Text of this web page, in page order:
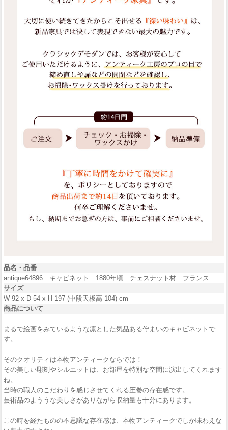
品名・品番
antique64896 キャビネット 1880年頃 チェスナット材 フランス
サイズ
W 92 x D 54 x H 197 (中段天板高 104) cm
商品について
まるで絵画をみているような凛とした気品ある佇まいのキャビネットで
す。
そのクオリティは本物アンティークならでは！
その美しい彫刻やシルエットは、お部屋を特別な空間に演出してくれます
ね。
当時の職人のこだわりを感じさせてくれる圧巻の存在感です。
芸術品のよううな美しさがありながら収納量も十分にあります。
この時を経たものの不思議な存在感は、本物アンティークでしか味わえな